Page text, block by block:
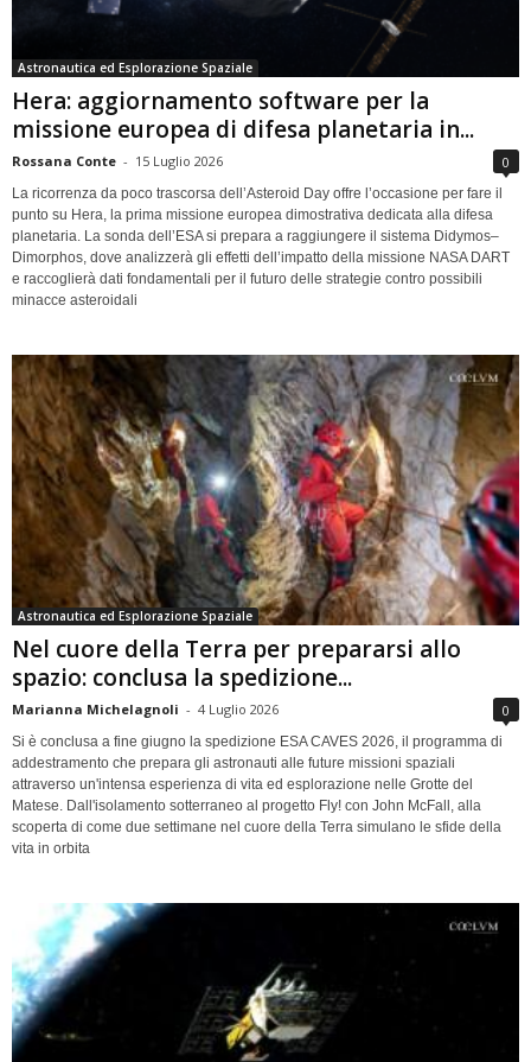
Astronautica ed Esplorazione Spaziale
Hera: aggiornamento software per la
missione europea di difesa planetaria in...
Rossana Conte - 15 Luglio 2026 0
La ricorrenza da poco trascorsa dell’Asteroid Day offre l’occasione per fare il
punto su Hera, la prima missione europea dimostrativa dedicata alla difesa
planetaria. La sonda dell’ESA si prepara a raggiungere il sistema Didymos–
Dimorphos, dove analizzerà gli effetti dell’impatto della missione NASA DART
e raccoglierà dati fondamentali per il futuro delle strategie contro possibili
minacce asteroidali
Astronautica ed Esplorazione Spaziale
Nel cuore della Terra per prepararsi allo
spazio: conclusa la spedizione...
Marianna Michelagnoli - 4 Luglio 2026 0
Si è conclusa a fine giugno la spedizione ESA CAVES 2026, il programma di
addestramento che prepara gli astronauti alle future missioni spaziali
attraverso un'intensa esperienza di vita ed esplorazione nelle Grotte del
Matese. Dall'isolamento sotterraneo al progetto Fly! con John McFall, alla
scoperta di come due settimane nel cuore della Terra simulano le sfide della
vita in orbita